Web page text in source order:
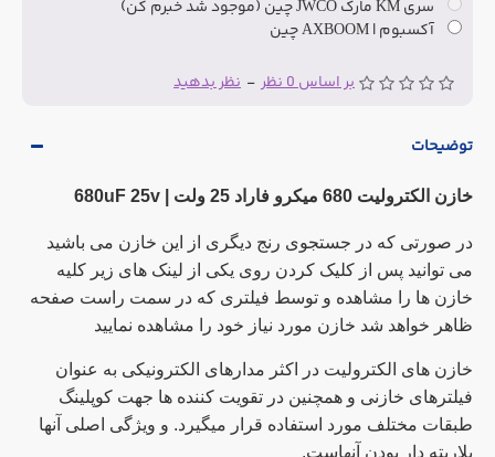
بر اساس 0 نظر - نظر بدهید
سری KM مارک JWCO چین (موجود شد خبرم کن)
آکسبوم | AXBOOM چین
توضیحات
خازن الکترولیت 680 میکرو فاراد 25 ولت |
در صورتی که در جستجوی رنج دیگری از این خازن می باشید
می توانید پس از کلیک کردن روی یکی از لینک های زیر کلیه
خازن ها را مشاهده و توسط فیلتری که در سمت راست صفحه
ظاهر خواهد شد خازن مورد نیاز خود را مشاهده نمایید
خازن های الکترولیت در اکثر مدارهای الکترونیکی به عنوان
فیلترهای خازنی و همچنین در تقویت کننده ها جهت کوپلینگ
طبقات مختلف مورد استفاده قرار میگیرد. و ویژگی اصلی آنها
پلاریته دار بودن آنهاست.